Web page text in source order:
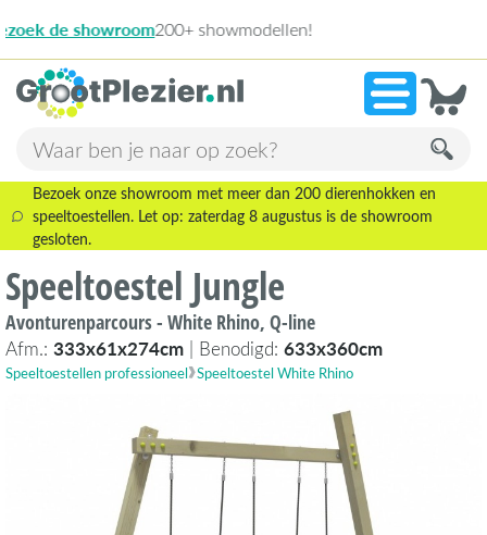
»
Bezoek onze showroom met meer dan 200 dierenhokken en
speeltoestellen. Let op: zaterdag 8 augustus is de showroom
gesloten.
Speeltoestel Jungle
Avonturenparcours - White Rhino, Q-line
Afm.: 333x61x274cm | Benodigd: 633x360cm
Speeltoestellen professioneel Speeltoestel White Rhino